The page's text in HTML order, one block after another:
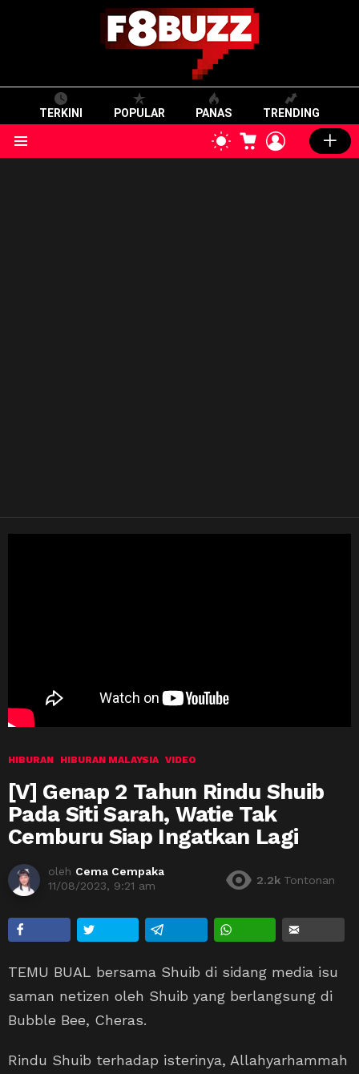
TERKINI POPULAR PANAS TRENDING
SWITCH
SKIN
CART LOGIN
HIBURAN HIBURAN MALAYSIA VIDEO
[V] Genap 2 Tahun Rindu Shuib
Pada Siti Sarah, Watie Tak
Cemburu Siap Ingatkan Lagi
oleh Cema Cempaka
11/08/2023, 9:21 am
2.2k Tontonan
TEMU BUAL bersama Shuib di sidang media isu
saman netizen oleh Shuib yang berlangsung di
Bubble Bee, Cheras.
Rindu Shuib terhadap isterinya, Allahyarhammah